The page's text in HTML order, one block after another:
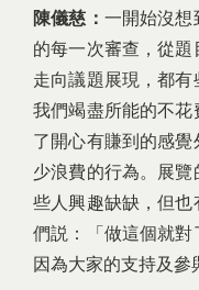
陳儀慈： 一開始沒想
的每一次審查，從題
走向議題展現，都有
我們竭盡所能的不
了開心有賺到的感
少浪費的行為。展
些人興趣缺缺，但
們説：「做這個就對
因為大家的支持及參